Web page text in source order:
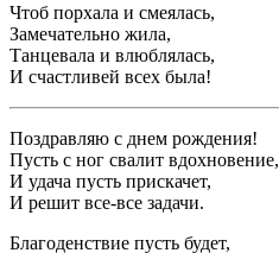
Чтоб порхала и смеялась,
Замечательно жила,
Танцевала и влюблялась,
И счастливей всех была!
Поздравляю с днем рождения!
Пусть с ног свалит вдохновение,
И удача пусть прискачет,
И решит все-все задачи.
Благоденствие пусть будет,